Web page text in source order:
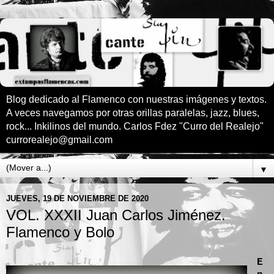
Blog dedicado al Flamenco con nuestras imágenes y textos.
A veces navegamos por otras orillas paralelas, jazz, blues,
rock... Inkilinos del mundo. Carlos Fdez "Curro del Realejo"
currorealejo@gmail.com
▼
JUEVES, 19 DE NOVIEMBRE DE 2020
VOL. XXXII Juan Carlos Jiménez.
Flamenco y Bolo
E